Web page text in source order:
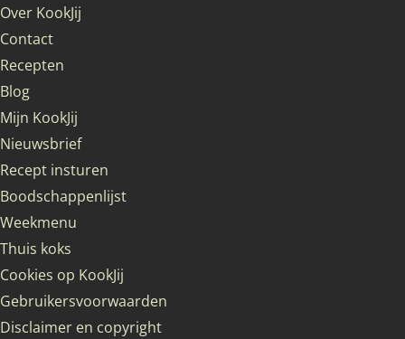
Over KookJij
Contact
Recepten
Blog
Mijn KookJij
Nieuwsbrief
Recept insturen
Boodschappenlijst
Weekmenu
Thuis koks
Cookies op KookJij
Gebruikersvoorwaarden
Disclaimer en copyright